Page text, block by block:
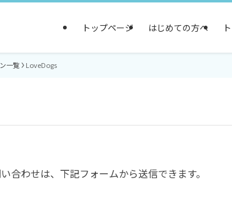
トップページ はじめての方へ
一覧 LoveDogs
わせは、下記フォームから送信できます。